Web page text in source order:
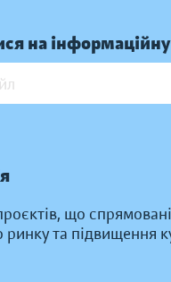
на
що
та підвищення